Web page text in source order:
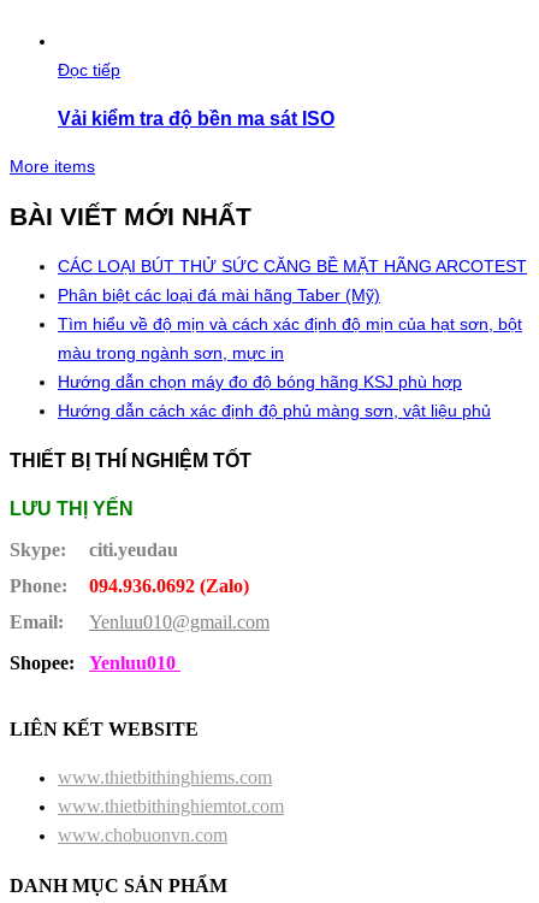
Đọc tiếp
Vải kiểm tra độ bền ma sát ISO
More items
BÀI VIẾT MỚI NHẤT
CÁC LOẠI BÚT THỬ SỨC CĂNG BỀ MẶT HÃNG ARCOTEST
Phân biệt các loại đá mài hãng Taber (Mỹ)
Tìm hiểu về độ mịn và cách xác định độ mịn của hạt sơn, bột
màu trong ngành sơn, mực in
Hướng dẫn chọn máy đo độ bóng hãng KSJ phù hợp
Hướng dẫn cách xác định độ phủ màng sơn, vật liệu phủ
THIẾT BỊ THÍ NGHIỆM TỐT
LƯU THỊ YẾN
Skype:
citi.yeudau
Phone:
094.936.0692 (Zalo)
Email:
Yenluu010@gmail.com
Shopee:
Yenluu010
LIÊN KẾT WEBSITE
www.thietbithinghiems.com
www.thietbithinghiemtot.com
www.chobuonvn.com
DANH MỤC SẢN PHẨM